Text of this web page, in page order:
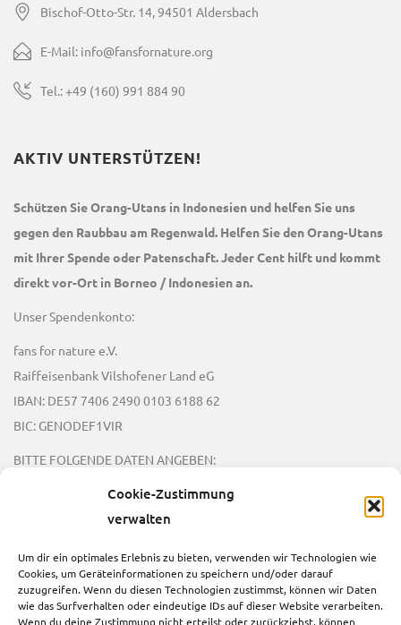
Cookie-Zustimmung
verwalten
Um dir ein optimales Erlebnis zu bieten, verwenden wir Technologien wie
Cookies, um Geräteinformationen zu speichern und/oder darauf
zuzugreifen. Wenn du diesen Technologien zustimmst, können wir Daten
wie das Surfverhalten oder eindeutige IDs auf dieser Website verarbeiten.
Wenn du deine Zustimmung nicht erteilst oder zurückziehst, können
Bischof-Otto-Str. 14, 94501 Aldersbach
E-Mail: info@fansfornature.org
Tel.: +49 (160) 991 884 90
AKTIV UNTERSTÜTZEN!
Schützen Sie Orang-Utans in Indonesien und helfen Sie uns
gegen den Raubbau am Regenwald. Helfen Sie den Orang-Utans
mit Ihrer Spende oder Patenschaft. Jeder Cent hilft und kommt
direkt vor-Ort in Borneo / Indonesien an.
Unser Spendenkonto:
fans for nature e.V.
Raiffeisenbank Vilshofener Land eG
IBAN: DE57 7406 2490 0103 6188 62
BIC: GENODEF1VIR
BITTE FOLGENDE DATEN ANGEBEN:
JETZT SPENDEN